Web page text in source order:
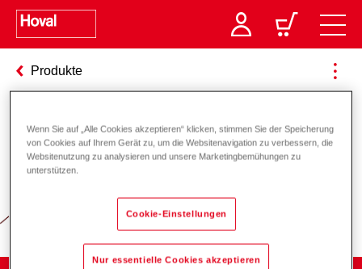
Produkte
Verantwortung für Energie und
Wenn Sie auf „Alle Cookies akzeptieren“ klicken, stimmen Sie der Speicherung
von Cookies auf Ihrem Gerät zu, um die Websitenavigation zu verbessern, die
Websitenutzung zu analysieren und unsere Marketingbemühungen zu
unterstützen.
Cookie-Einstellungen
Nur essentielle Cookies akzeptieren